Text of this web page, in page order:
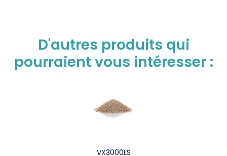
D'autres produits qui
pourraient vous intéresser :
VX3000LS